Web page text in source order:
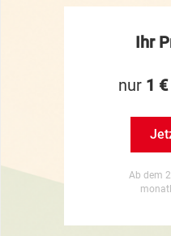
Ihr
nur 1 €
Ab dem